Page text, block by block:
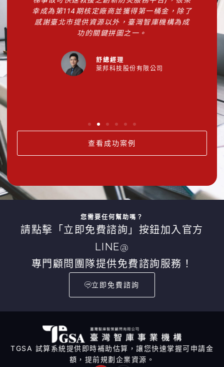
幸成為第114期核定廠商並獲得第一桶金，除了
感謝臺北市提供資源以外，臺灣智庫機構為成
功的關鍵拼圖之一。
舒總經理
萊邦科技股份有限公司
查看成功案例
您需要任何幫助嗎？
請點擊「立即免費諮詢」按鈕加入官方
LINE@
專門顧問團隊提供免費諮詢服務！
立即免費諮詢
TGSA 試算系統提供即時補助估算，讓您快速掌握可申請金
額，提前規劃企業資源。